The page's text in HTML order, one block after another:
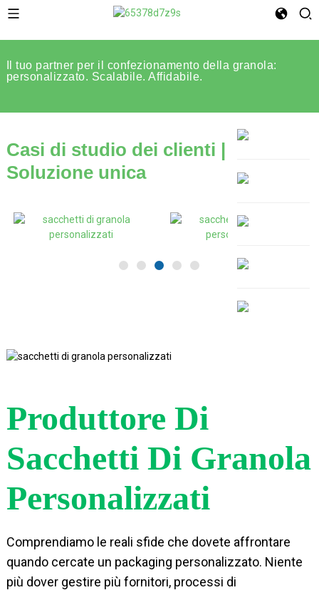
Il tuo partner per il confezionamento della granola:
personalizzato. Scalabile. Affidabile.
Casi di studio dei clienti |
Soluzione unica
Produttore Di
Sacchetti Di Granola
Personalizzati
Comprendiamo le reali sfide che dovete affrontare
quando cercate un packaging personalizzato. Niente
più dover gestire più fornitori, processi di